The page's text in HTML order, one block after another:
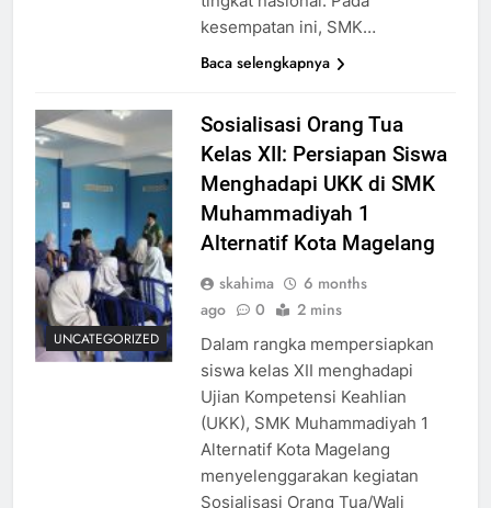
kesempatan ini, SMK…
Baca selengkapnya
UNCATEGORIZED
Sosialisasi Orang Tua
Kelas XII: Persiapan Siswa
Menghadapi UKK di SMK
Muhammadiyah 1
Alternatif Kota Magelang
skahima
6 months
ago
0 2 mins
Dalam rangka mempersiapkan
siswa kelas XII menghadapi
Ujian Kompetensi Keahlian
(UKK), SMK Muhammadiyah 1
Alternatif Kota Magelang
menyelenggarakan kegiatan
Sosialisasi Orang Tua/Wali